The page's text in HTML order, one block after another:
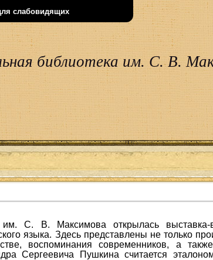
слабовидящих
библиотека им. С. В.
С. В. Максимова открылась выставка-
языка. Здесь представлены не только
воспоминания современников, а
Сергеевича Пушкина считается